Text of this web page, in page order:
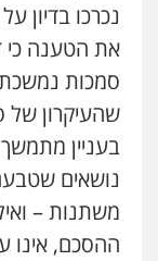
נכרכו בדיון
את הטענה כי
סמכות
שהעיקרון
בעניין
נושאים
משתנות –
ההסכם, אינו